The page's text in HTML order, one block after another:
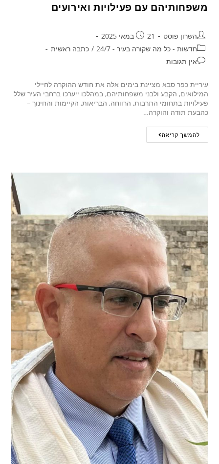
משפחותיהם עם פעילויות ואירועים
השרון פוסט
21 במאי 2025
חדשות - כל מה שקורה בעיר - 24/7
/ כתבה ראשית
אין תגובות
עיריית כפר סבא מציינת בימים אלה את חודש ההוקרה לחיילי
המילואים, הקבע ולבני משפחותיהם, במהלכו ייערכו ברחבי העיר שלל
פעילויות בתחומי התרבות, הרווחה, הבריאות, הקיימות והחינוך –
כהבעת תודה והוקרה…
להמשך קריאה